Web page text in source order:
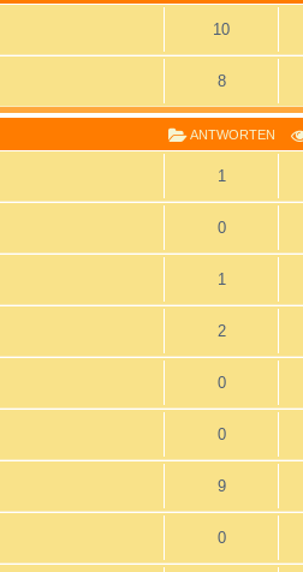
10
8
ANTWORTEN
1
0
1
2
0
0
9
0